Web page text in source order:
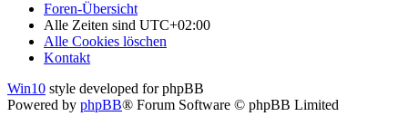
Foren-Übersicht
Alle Zeiten sind UTC+02:00
Alle Cookies löschen
Kontakt
Win10 style developed for phpBB
Powered by phpBB® Forum Software © phpBB Limited